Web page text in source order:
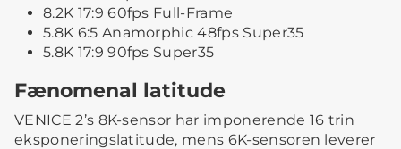
8.2K 17:9 60fps Full-Frame
5.8K 6:5 Anamorphic 48fps Super35
5.8K 17:9 90fps Super35
Fænomenal latitude
VENICE 2’s 8K-sensor har imponerende 16 trin
eksponeringslatitude, mens 6K-sensoren leverer